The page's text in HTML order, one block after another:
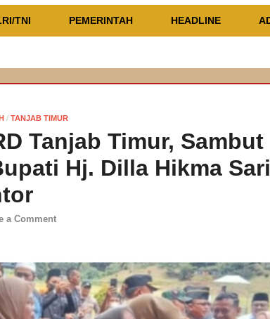
TNI PEMERINTAH HEADLINE
/ TANJAB TIMUR
Tanjab Timur, Sambut
Hj. Dilla Hikma
a Comment